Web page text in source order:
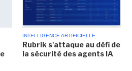
INTELLIGENCE ARTIFICIELLE
Rubrik s'attaque au défi de
la sécurité des agents IA